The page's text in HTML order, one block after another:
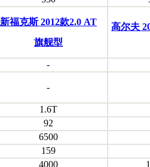
新福克斯 2012款2.0 AT
旗舰型
高尔夫
-
-
1.6T
92
6500
159
4000